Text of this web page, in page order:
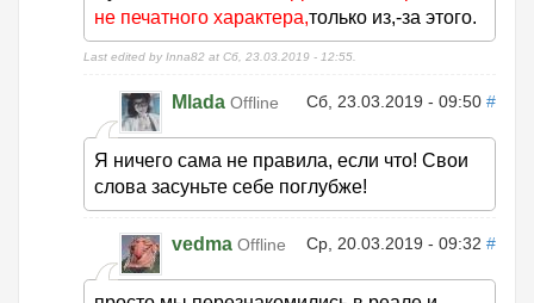
не печатного характера,только из,-за этого.
Last edited by Inna82 at Сб, 23.03.2019 - 12:55.
Mlada Offline Сб, 23.03.2019 - 09:50 #
Я ничего сама не правила, если что! Свои
слова засуньте себе поглубже!
vedma Offline Ср, 20.03.2019 - 09:32 #